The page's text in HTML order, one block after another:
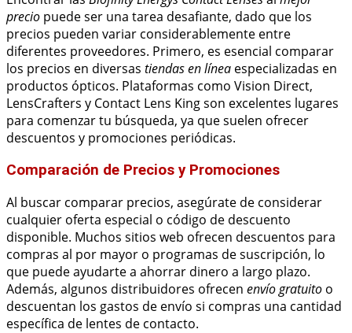
precio puede ser una tarea desafiante, dado que los
precios pueden variar considerablemente entre
diferentes proveedores. Primero, es esencial comparar
los precios en diversas tiendas en línea especializadas en
productos ópticos. Plataformas como Vision Direct,
LensCrafters y Contact Lens King son excelentes lugares
para comenzar tu búsqueda, ya que suelen ofrecer
descuentos y promociones periódicas.
Comparación de Precios y Promociones
Al buscar comparar precios, asegúrate de considerar
cualquier oferta especial o código de descuento
disponible. Muchos sitios web ofrecen descuentos para
compras al por mayor o programas de suscripción, lo
que puede ayudarte a ahorrar dinero a largo plazo.
Además, algunos distribuidores ofrecen envío gratuito o
descuentan los gastos de envío si compras una cantidad
específica de lentes de contacto.